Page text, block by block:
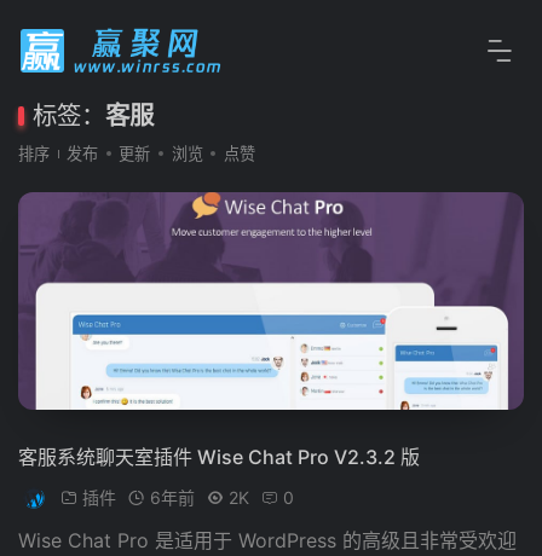
标签： 客服
排序 发布 更新 浏览 点赞
客服系统聊天室插件 Wise Chat Pro V2.3.2 版
插件 6年前 2K 0
Wise Chat Pro 是适用于 WordPress 的高级且非常受欢迎